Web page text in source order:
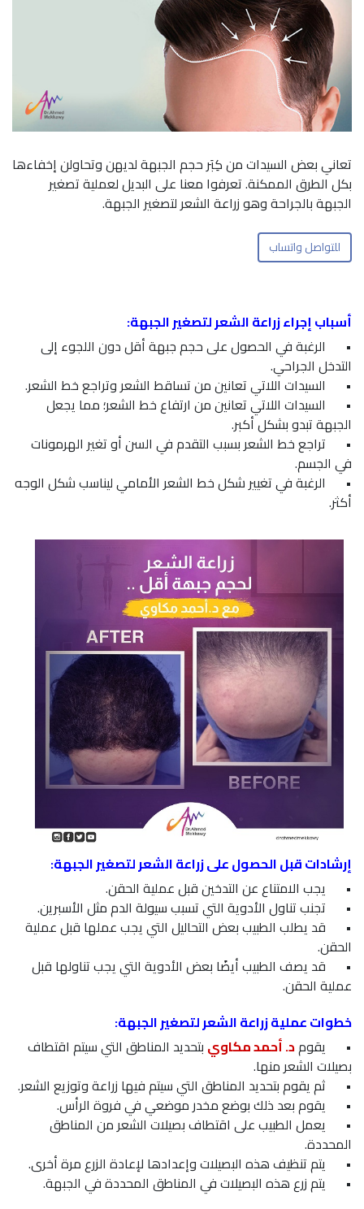
تعاني بعض السيدات من كِبَر حجم الجبهة لديهن وتحاولن إخفاءها
بكل الطرق الممكنة. تعرفوا معنا على البديل لعملية تصغير
الجبهة بالجراحة وهو زراعة الشعر لتصغير الجبهة.
للتواصل واتساب
أسباب إجراء زراعة الشعر لتصغير الجبهة:
•
الرغبة في الحصول على حجم جبهة أقل دون اللجوء إلى
التدخل الجراحي.
•
السيدات اللاتي تعانين من تساقط الشعر وتراجع خط الشعر.
•
السيدات اللاتي تعانين من ارتفاع خط الشعر؛ مما يجعل
الجبهة تبدو بشكل أكبر.
•
تراجع خط الشعر بسبب التقدم في السن أو تغير الهرمونات
في الجسم.
•
الرغبة في تغيير شكل خط الشعر الأمامي ليناسب شكل الوجه
أكثر.
إرشادات قبل الحصول على زراعة الشعر لتصغير الجبهة:
•
يجب الامتناع عن التدخين قبل عملية الحقن.
•
تجنب تناول الأدوية التي تسبب سيولة الدم مثل الأسبرين.
•
قد يطلب الطبيب بعض التحاليل التي يجب عملها قبل عملية
الحقن.
•
قد يصف الطبيب أيضًا بعض الأدوية التي يجب تناولها قبل
عملية الحقن.
خطوات عملية زراعة الشعر لتصغير الجبهة:
•
يقومد. أحمد مكاوي بتحديد المناطق التي سيتم اقتطاف
بصيلات الشعر منها.
•
ثم يقوم بتحديد المناطق التي سيتم فيها زراعة وتوزيع الشعر.
•
يقوم بعد ذلك بوضع مخدر موضعي في فروة الرأس.
•
يعمل الطبيب على اقتطاف بصيلات الشعر من المناطق
المحددة.
•
يتم تنظيف هذه البصيلات وإعدادها لإعادة الزرع مرة أخرى.
•
يتم زرع هذه البصيلات في المناطق المحددة في الجبهة.